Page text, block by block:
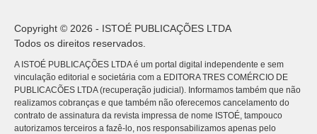
Copyright © 2026 - ISTOÉ PUBLICAÇÕES LTDA
Todos os direitos reservados.
A ISTOÉ PUBLICAÇÕES LTDA é um portal digital independente e sem
vinculação editorial e societária com a EDITORA TRES COMÉRCIO DE
PUBLICACÕES LTDA (recuperação judicial). Informamos também que não
realizamos cobranças e que também não oferecemos cancelamento do
contrato de assinatura da revista impressa de nome ISTOÉ, tampouco
autorizamos terceiros a fazê-lo, nos responsabilizamos apenas pelo